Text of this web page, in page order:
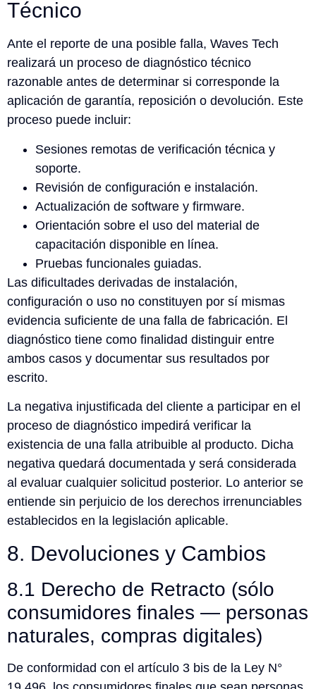
Técnico
Ante el reporte de una posible falla, Waves Tech
realizará un proceso de diagnóstico técnico
razonable antes de determinar si corresponde la
aplicación de garantía, reposición o devolución. Este
proceso puede incluir:
Sesiones remotas de verificación técnica y
soporte.
Revisión de configuración e instalación.
Actualización de software y firmware.
Orientación sobre el uso del material de
capacitación disponible en línea.
Pruebas funcionales guiadas.
Las dificultades derivadas de instalación,
configuración o uso no constituyen por sí mismas
evidencia suficiente de una falla de fabricación. El
diagnóstico tiene como finalidad distinguir entre
ambos casos y documentar sus resultados por
escrito.
La negativa injustificada del cliente a participar en el
proceso de diagnóstico impedirá verificar la
existencia de una falla atribuible al producto. Dicha
negativa quedará documentada y será considerada
al evaluar cualquier solicitud posterior. Lo anterior se
entiende sin perjuicio de los derechos irrenunciables
establecidos en la legislación aplicable.
8. Devoluciones y Cambios
8.1 Derecho de Retracto (sólo
consumidores finales — personas
naturales, compras digitales)
De conformidad con el artículo 3 bis de la Ley N°